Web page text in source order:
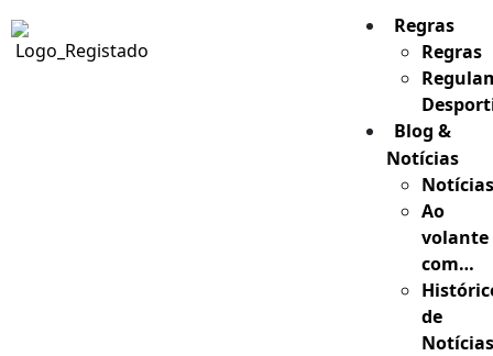
Regras
Regras
Blog &
Notícias
Notícias
Ao
volante
com…
de
Notícias